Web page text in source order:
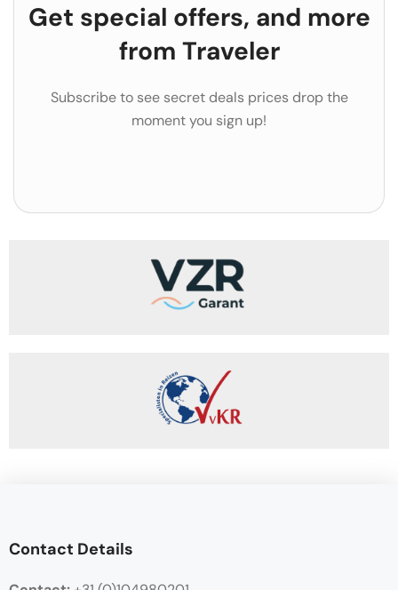
Get special offers, and more
from Traveler
Subscribe to see secret deals prices drop the
moment you sign up!
Contact Details